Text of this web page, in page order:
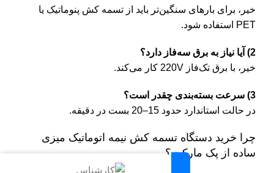
خیر، برای بارهای سنگین‌تر باید از تسمه‌ کش پنوماتیک یا
PET استفاده شود.
2) آیا نیاز به برق سه‌فاز دارد؟
خیر، با برق تک‌فاز 220V کار می‌کند.
3) سرعت بسته‌بندی چقدر است؟
در حالت استاندارد حدود 15–20 بست در دقیقه.
چرا خرید دستگاه تسمه کش نیمه اتوماتیک میزی
ساده از پک مارکت؟